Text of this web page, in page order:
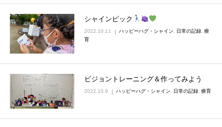
シャインピック
2022.10.11 ハッピーハグ・シャイン 日常の記録 療
育
ビジョントレーニング＆作ってみよう
2022.10.9 ハッピーハグ・シャイン 日常の記録 療育